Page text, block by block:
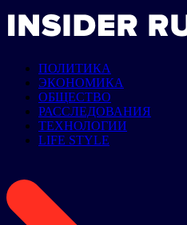
ПОЛИТИКА
ЭКОНОМИКА
ОБЩЕСТВО
РАССЛЕДОВАНИЯ
ТЕХНОЛОГИИ
LIFE STYLE